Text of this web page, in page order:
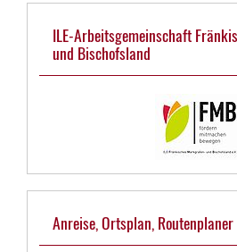
ILE-Arbeitsgemeinschaft
und Bischofsland
Anreise, Ortsplan, Routenplaner